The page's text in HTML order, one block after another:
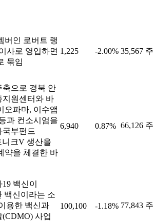
버인 로버트 랭
사로 영입하면
묶임
1,225 -2.00% 35,567 주
축으로 경북 안
지원센터와 바
오파마, 이수앱
과 컨소시엄을
국부펀드
크V 생산을
약을 체결한 바
6,940 0.87% 66,126 주
백신이
백신이라는 소
용한 백신과
사업
100,100 -1.18% 77,843 주